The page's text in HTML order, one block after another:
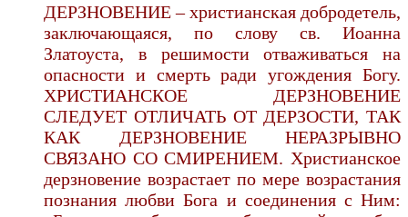
ДЕРЗНОВЕНИЕ – христианская добродетель,
заключающаяся, по слову св. Иоанна
Златоуста, в решимости отваживаться на
опасности и смерть ради угождения Богу.
ХРИСТИАНСКОЕ ДЕРЗНОВЕНИЕ
СЛЕДУЕТ ОТЛИЧАТЬ ОТ ДЕРЗОСТИ, ТАК
КАК ДЕРЗНОВЕНИЕ НЕРАЗРЫВНО
СВЯЗАНО СО СМИРЕНИЕМ. Христианское
дерзновение возрастает по мере возрастания
познания любви Бога и соединения с Ним: